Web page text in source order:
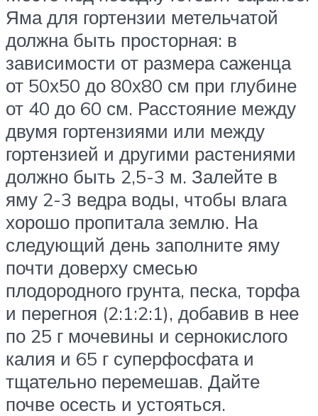
Яма для гортензии метельчатой
должна быть просторная: в
зависимости от размера саженца
от 50х50 до 80х80 см при глубине
от 40 до 60 см. Расстояние между
двумя гортензиями или между
гортензией и другими растениями
должно быть 2,5-3 м. Залейте в
яму 2-3 ведра воды, чтобы влага
хорошо пропитала землю. На
следующий день заполните яму
почти доверху смесью
плодородного грунта, песка, торфа
и перегноя (2:1:2:1), добавив в нее
по 25 г мочевины и сернокислого
калия и 65 г суперфосфата и
тщательно перемешав. Дайте
почве осесть и устояться.